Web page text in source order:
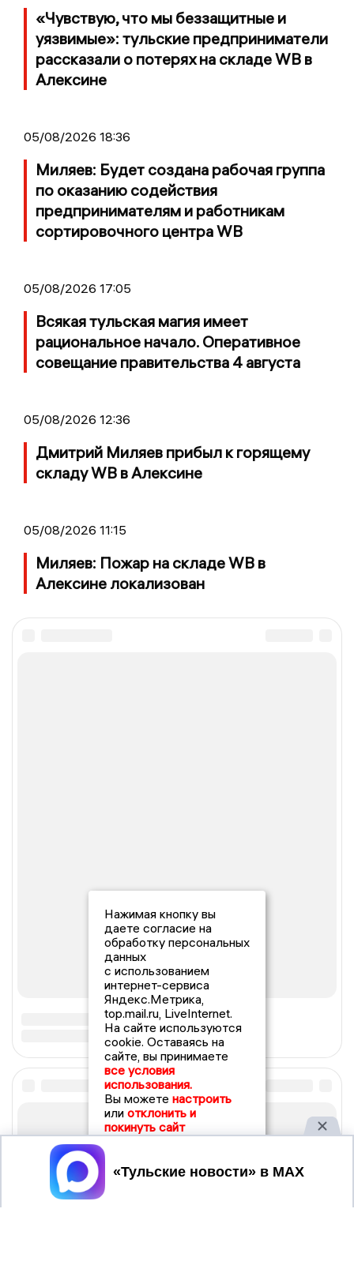
«Чувствую, что мы беззащитные и
уязвимые»: тульские предприниматели
рассказали о потерях на складе WB в
Алексине
05/08/2026 18:36
Миляев: Будет создана рабочая группа
по оказанию содействия
предпринимателям и работникам
сортировочного центра WB
05/08/2026 17:05
Всякая тульская магия имеет
рациональное начало. Оперативное
совещание правительства 4 августа
05/08/2026 12:36
Дмитрий Миляев прибыл к горящему
складу WB в Алексине
05/08/2026 11:15
Миляев: Пожар на складе WB в
Алексине локализован
Нажимая кнопку вы
даете согласие на
обработку персональных
данных
с использованием
интернет-сервиса
Яндекс.Метрика,
top.mail.ru, LiveInternet.
На сайте используются
cookie. Оставаясь на
сайте, вы принимаете
все условия
использования.
Вы можете настроить
или отклонить и
покинуть сайт
Принять